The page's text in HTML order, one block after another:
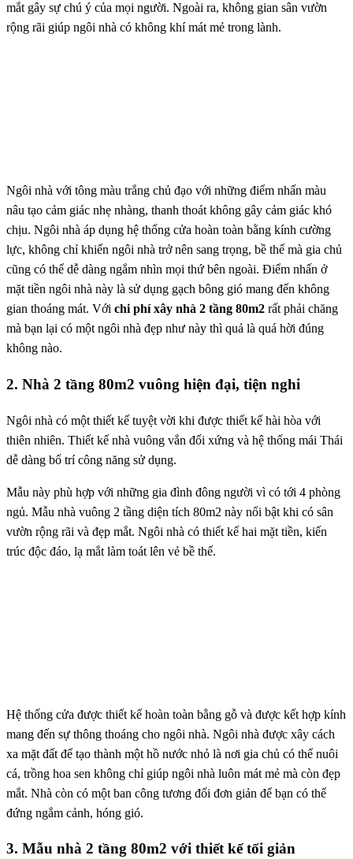
mắt gây sự chú ý của mọi người. Ngoài ra, không gian sân vườn
rộng rãi giúp ngôi nhà có không khí mát mẻ trong lành.
Ngôi nhà với tông màu trắng chủ đạo với những điểm nhấn màu
nâu tạo cảm giác nhẹ nhàng, thanh thoát không gây cảm giác khó
chịu. Ngôi nhà áp dụng hệ thống cửa hoàn toàn bằng kính cường
lực, không chỉ khiến ngôi nhà trở nên sang trọng, bề thế mà gia chủ
cũng có thể dễ dàng ngắm nhìn mọi thứ bên ngoài. Điểm nhấn ở
mặt tiền ngôi nhà này là sử dụng gạch bông gió mang đến không
gian thoáng mát. Với chi phí xây nhà 2 tầng 80m2 rất phải chăng
mà bạn lại có một ngôi nhà đẹp như này thì quả là quá hời đúng
không nào.
2. Nhà 2 tầng 80m2 vuông hiện đại, tiện nghi
Ngôi nhà có một thiết kế tuyệt vời khi được thiết kế hài hòa với
thiên nhiên. Thiết kế nhà vuông vắn đối xứng và hệ thống mái Thái
dễ dàng bố trí công năng sử dụng.
Mẫu này phù hợp với những gia đình đông người vì có tới 4 phòng
ngủ. Mẫu nhà vuông 2 tầng diện tích 80m2 này nổi bật khi có sân
vườn rộng rãi và đẹp mắt. Ngôi nhà có thiết kế hai mặt tiền, kiến ​​
trúc độc đáo, lạ mắt làm toát lên vẻ bề thế.
Hệ thống cửa được thiết kế hoàn toàn bằng gỗ và được kết hợp kính
mang đến sự thông thoáng cho ngôi nhà. Ngôi nhà được xây cách
xa mặt đất để tạo thành một hồ nước nhỏ là nơi gia chủ có thể nuôi
cá, trồng hoa sen không chỉ giúp ngôi nhà luôn mát mẻ mà còn đẹp
mắt. Nhà còn có một ban công tương đối đơn giản để bạn có thể
đứng ngắm cảnh, hóng gió.
3. Mẫu nhà 2 tầng 80m2 với thiết kế tối giản